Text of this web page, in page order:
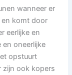
wanneer er
en komt door
eerlijke en
en oneerlijke
opstuurt
zijn ook kopers